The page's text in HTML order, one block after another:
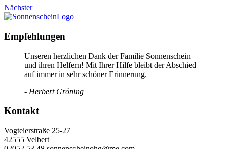
Nächster
Empfehlungen
Unseren herzlichen Dank der Familie Sonnenschein
und ihren Helfern! Mit Ihrer Hilfe bleibt der Abschied
auf immer in sehr schöner Erinnerung.
- Herbert Gröning
Kontakt
Vogteierstraße 25-27
42555 Velbert